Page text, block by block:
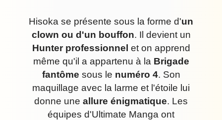
Hisoka se présente sous la forme d'un
clown ou d'un bouffon. Il devient un
Hunter professionnel et on apprend
même qu'il a appartenu à la Brigade
fantôme sous le numéro 4. Son
maquillage avec la larme et l'étoile lui
donne une allure énigmatique. Les
équipes d'Ultimate Manga ont